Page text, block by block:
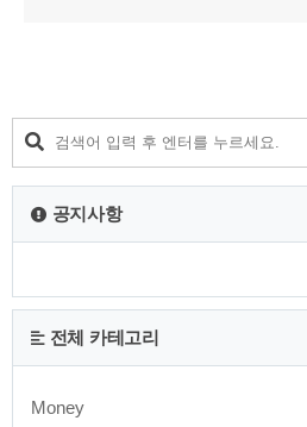
공지사항
전체 카테고리
Money